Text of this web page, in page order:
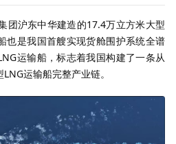
团沪东中华建造的17.4万立方米大型
也是我国首艘实现货舱围护系统全谱
运输船，标志着我国构建了一条从
运输船完整产业链。